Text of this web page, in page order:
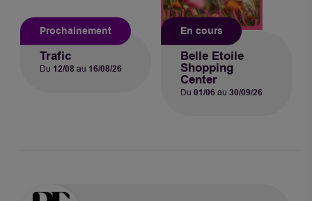
Trafic
Du 12/08 au 16/08/26
Prochainement
Belle Etoile
Shopping
Center
Du 01/06 au 30/09/26
En cours